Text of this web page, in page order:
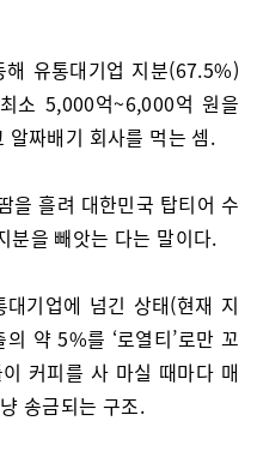
유통대기업 지분(67.5%)
소 5,000억~6,000억 원을
알짜배기 회사를 먹는 셈.
을 흘려 대한민국 탑티어 수
분을 빼앗는 다는 말이다.
기업에 넘긴 상태(현재 지
약 5%를 ‘로열티’로만 꼬
커피를 사 마실 때마다 매
송금되는 구조.